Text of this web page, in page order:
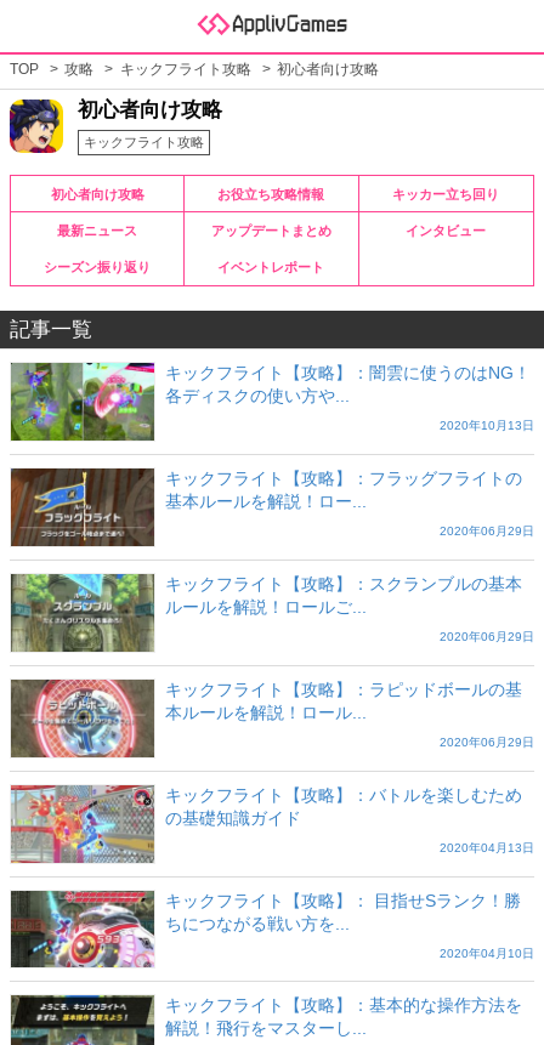
TOP 攻略 キックフライト攻略 初心者向け攻略
初心者向け攻略
キックフライト攻略
初心者向け攻略 お役立ち攻略情報 キッカー立ち回り
最新ニュース アップデートまとめ インタビュー
シーズン振り返り イベントレポート
記事一覧
キックフライト【攻略】：闇雲に使うのはNG！
各ディスクの使い方や...
2020年10月13日
キックフライト【攻略】：フラッグフライトの
基本ルールを解説！ロー...
2020年06月29日
キックフライト【攻略】：スクランブルの基本
ルールを解説！ロールご...
2020年06月29日
キックフライト【攻略】：ラピッドボールの基
本ルールを解説！ロール...
2020年06月29日
キックフライト【攻略】：バトルを楽しむため
の基礎知識ガイド
2020年04月13日
キックフライト【攻略】： 目指せSランク！勝
ちにつながる戦い方を...
2020年04月10日
キックフライト【攻略】：基本的な操作方法を
解説！飛行をマスターし...